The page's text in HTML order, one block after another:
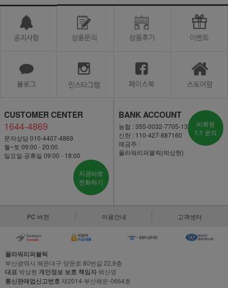
CUSTOMER CENTER
1644-4869
문자상담 010-4407-4869
월~토 09:00 - 20:00
일요일·공휴일 09:00 - 18:00
지금바로
전화하기
BANK ACCOUNT
농협 : 355-0032-7705-13
신한 : 110-427-887160
예금주 :
플라워리퍼블릭(박상현)
비회원
1:1 문의
PC 버전 이용안내 고객센터
플라워리퍼블릭
부산광역시 해운대구 양운로 80번길 22,9층
대표 박상현 개인정보 보호 책임자 박신영
통신판매업신고번호제2014-부산해운-0664호